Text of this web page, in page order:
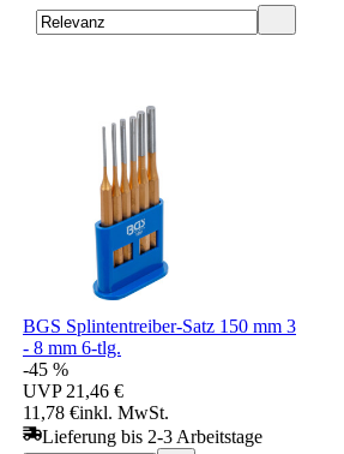
BGS Splintentreiber-Satz 150 mm 3
- 8 mm 6-tlg.
-45 %
UVP 21,46 €
11,78 €inkl. MwSt.
Lieferung bis 2-3 Arbeitstage